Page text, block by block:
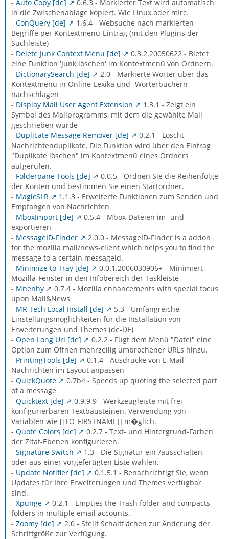
- Auto Copy [de]
0.6.3 - Markierter Text wird automatisch
in die Zwischenablage kopiert. Wie Linux oder mIrc.
- ConQuery [de]
1.6.4 - Websuche nach markierten
Begriffe per Kontextmenü-Eintrag (mit den Plugins der
Suchleiste)
- Delete Junk Context Menu [de]
0.3.2.20050622 - Bietet
eine Funktion 'Junk löschen' im Kontextmenü von Ordnern.
- DictionarySearch [de]
2.0 - Markierte Wörter über das
Kontextmenü in Online-Lexika und -Wörterbüchern
nachschlagen
- Display Mail User Agent Extension
1.3.1 - Zeigt ein
Symbol des Mailprogramms, mit dem die gewählte Mail
geschrieben wurde
- Duplicate Message Remover [de]
0.2.1 - Löscht
Nachrichtenduplikate. Die Funktion wird über den Eintrag
"Duplikate löschen" im Kontextmenü eines Ordners
aufgerufen.
- Folderpane Tools [de]
0.0.5 - Ordnen Sie die Reihenfolge
der Konten und bestimmen Sie einen Startordner.
- MagicSLR
1.1.3 - Erweiterte Funktionen zum Senden und
Empfangen von Nachrichten
- MboxImport [de]
0.5.4 - Mbox-Dateien im- und
exportieren
- MessageID-Finder
2.0.0 - MessageID-Finder is a addon
for the mozilla mail/news-client which helps you to find the
message to a certain messageid.
- Minimize to Tray [de]
0.0.1.2006030906+ - Minimiert
Mozilla-Fenster in den Infobereich der Taskleiste
- Mnenhy
0.7.4 - Mozilla enhancements with special focus
upon Mail&News
- MR Tech Local Install [de]
5.3 - Umfangreiche
Einstellungsmöglichkeiten für die Installation von
Erweiterungen und Themes (de-DE)
- Open Long Url [de]
0.2.2 - Fügt dem Menü "Datei" eine
Option zum Öffnen mehrzeilig umbrochener URLs hinzu.
- PrintingTools [de]
0.1.4 - Ausdrucke von E-Mail-
Nachrichten im Layout anpassen
- QuickQuote
0.7b4 - Speeds up quoting the selected part
of a message
- Quicktext [de]
0.9.9.9 - Werkzeugleiste mit frei
konfigurierbaren Textbausteinen. Verwendung von
Variablen wie [[TO_FIRSTNAME]] m�glich.
- Quote Colors [de]
0.2.7 - Text- und Hintergrund-Farben
der Zitat-Ebenen konfigurieren.
- Signature Switch
1.3 - Die Signatur ein-/ausschalten,
oder aus einer vorgefertigten Liste wählen.
- Update Notifier [de]
0.1.5.1 - Benachrichtigt Sie, wenn
Updates für Ihre Erweiterungen und Themes verfügbar
sind.
- Xpunge
0.2.1 - Empties the Trash folder and compacts
folders in multiple email accounts.
- Zoomy [de]
2.0 - Stellt Schaltflächen zur Änderung der
Schriftgröße zur Verfügung.